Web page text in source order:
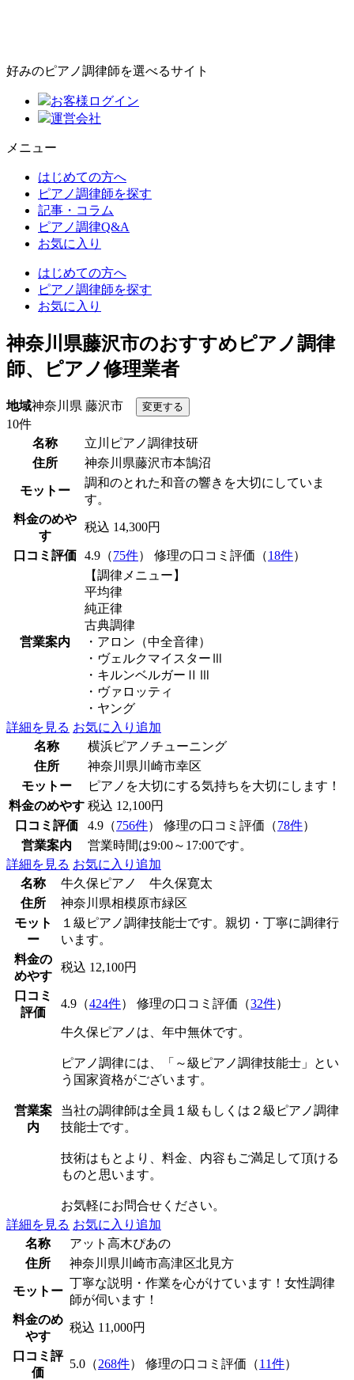
好みのピアノ調律師を選べるサイト
お客様ログイン
運営会社
メニュー
はじめての方へ
ピアノ調律師を探す
記事・コラム
ピアノ調律Q&A
お気に入り
はじめての方へ
ピアノ調律師を探す
お気に入り
神奈川県藤沢市のおすすめピアノ調律
師、ピアノ修理業者
地域神奈川県 藤沢市
10件
名称
立川ピアノ調律技研
住所
神奈川県藤沢市本鵠沼
モットー
調和のとれた和音の響きを大切にしていま
す。
料金のめや
す
税込 14,300円
口コミ評価 4.9（75件） 修理の口コミ評価（18件）
営業案内
【調律メニュー】
平均律
純正律
古典調律
・アロン（中全音律）
・ヴェルクマイスターⅢ
・キルンベルガーⅡⅢ
・ヴァロッティ
・ヤング
詳細を見る お気に入り追加
名称
横浜ピアノチューニング
住所
神奈川県川崎市幸区
モットー
ピアノを大切にする気持ちを大切にします！
料金のめやす 税込 12,100円
口コミ評価
4.9（756件） 修理の口コミ評価（78件）
営業案内
営業時間は9:00～17:00です。
詳細を見る お気に入り追加
名称
牛久保ピアノ 牛久保寛太
住所
神奈川県相模原市緑区
モット
ー
１級ピアノ調律技能士です。親切・丁寧に調律行
います。
料金の
めやす
税込 12,100円
口コミ
評価
4.9（424件） 修理の口コミ評価（32件）
営業案
内
牛久保ピアノは、年中無休です。
ピアノ調律には、「～級ピアノ調律技能士」とい
う国家資格がございます。
当社の調律師は全員１級もしくは２級ピアノ調律
技能士です。
技術はもとより、料金、内容もご満足して頂ける
ものと思います。
お気軽にお問合せください。
詳細を見る お気に入り追加
名称
アット高木ぴあの
住所
神奈川県川崎市高津区北見方
モットー
丁寧な説明・作業を心がけています！女性調律
師が伺います！
料金のめ
やす
税込 11,000円
口コミ評
価
5.0（268件） 修理の口コミ評価（11件）